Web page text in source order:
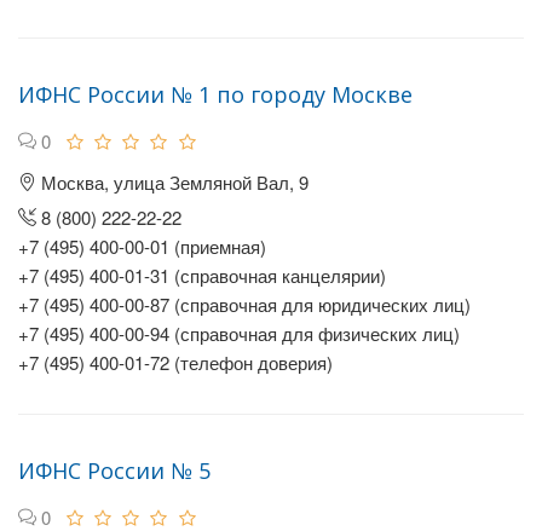
ИФНС России № 1 по городу Москве
0
Москва, улица Земляной Вал, 9
8 (800) 222-22-22
+7 (495) 400-00-01 (приемная)
+7 (495) 400-01-31 (справочная канцелярии)
+7 (495) 400-00-87 (справочная для юридических лиц)
+7 (495) 400-00-94 (справочная для физических лиц)
+7 (495) 400-01-72 (телефон доверия)
ИФНС России № 5
0